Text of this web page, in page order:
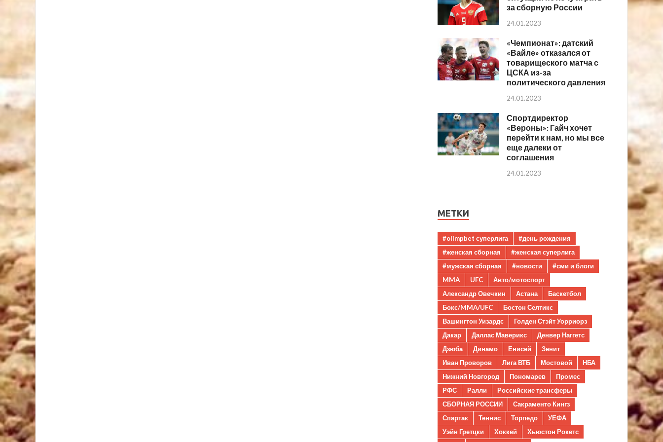
за сборную России
24.01.2023
«Чемпионат»: датский
«Вайле» отказался от
товарищеского матча с
ЦСКА из-за
политического давления
24.01.2023
Спортдиректор
«Вероны»: Гайч хочет
перейти к нам, но мы все
еще далеки от
соглашения
24.01.2023
МЕТКИ
#olimpbet суперлига
#день рождения
#женская сборная
#женская суперлига
#мужская сборная
#новости
#сми и блоги
MMA
UFC
Авто/мотоспорт
Александр Овечкин
Астана
Баскетбол
Бокс/MMA/UFC
Бостон Селтикс
Вашингтон Уизардс
Голден Стэйт Уорриорз
Дакар
Даллас Маверикс
Денвер Наггетс
Дзюба
Динамо Енисей
Зенит
Иван Проворов
Лига ВТБ Мостовой
НБА
Нижний Новгород
Пономарев
Промес
РФС
Ралли
Российские трансферы
СБОРНАЯ РОССИИ
Сакраменто Кингз
Спартак
Теннис Торпедо
УЕФА
Уэйн Гретцки
Хоккей
Хьюстон Рокетс